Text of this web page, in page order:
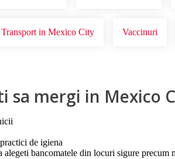
Transport in Mexico City Vaccinuri
sa mergi in Mexico
de igiena
bancomatele din locuri sigure precum